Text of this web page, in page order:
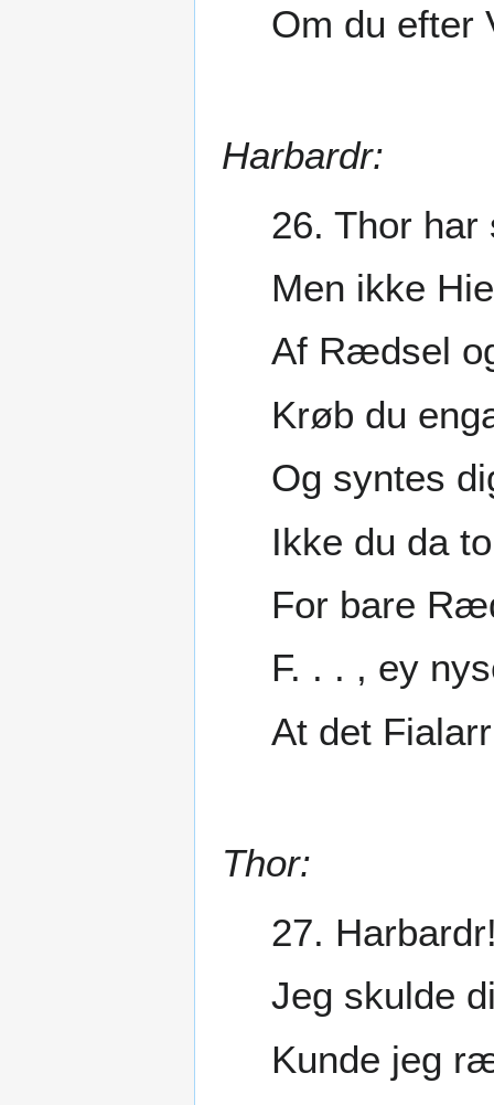
Om du efter
Harbardr:
26. Thor
Men ikke
Af Rædsel
Krøb du
Og syntes
Ikke du da
For bare
F. . . , ey
At det
Thor:
27.
Jeg skulde
Kunde jeg